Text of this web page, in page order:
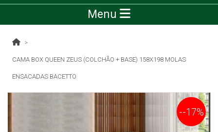
Menu
CAMA BOX QUEEN ZEUS (COLCHÃO + BASE) 158X198 MOLAS
ENSACADAS BACETTO
--17%